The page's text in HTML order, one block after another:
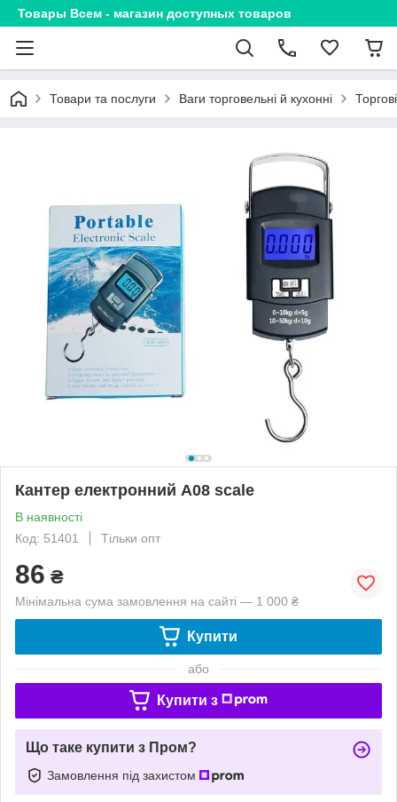
Товары Всем - магазин доступных товаров
Товари та послуги Ваги торговельні й кухонні
Кантер електронний A08 scale
В наявності
Код: 51401
Тільки опт
86 ₴
Мінімальна сума замовлення на сайті — 1 000 ₴
Купити
або
Купити з
Що таке купити з Пром?
Замовлення під захистом